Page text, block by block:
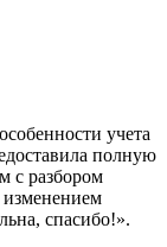
учета
полную
с разбором
изменением
спасибо!».